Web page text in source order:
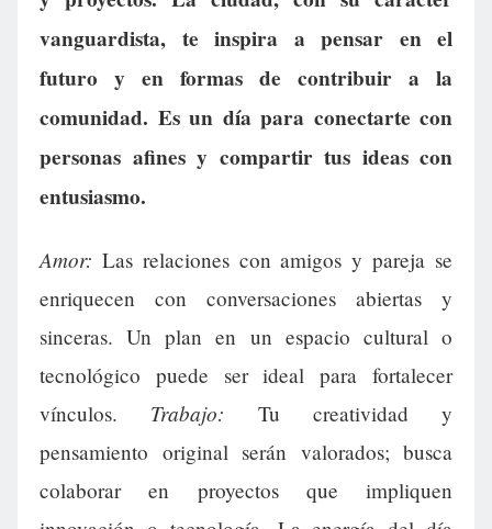
vanguardista, te inspira a pensar en el
futuro y en formas de contribuir a la
comunidad. Es un día para conectarte con
personas afines y compartir tus ideas con
entusiasmo.
Amor: Las relaciones con amigos y pareja se
enriquecen con conversaciones abiertas y
sinceras. Un plan en un espacio cultural o
tecnológico puede ser ideal para fortalecer
vínculos. Trabajo: Tu creatividad y
pensamiento original serán valorados; busca
colaborar en proyectos que impliquen